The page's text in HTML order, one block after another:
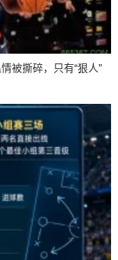
被撕碎，只有“狠人”